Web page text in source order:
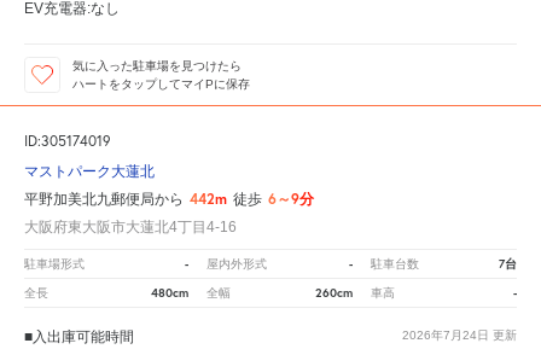
EV充電器:なし
気に入った駐車場を見つけたら
ハートをタップしてマイPに保存
ID:305174019
マストパーク大蓮北
平野加美北九郵便局から 442m 徒歩 6～9分
大阪府東大阪市大蓮北4丁目4-16
駐車場形式 - 屋内外形式 - 駐車台数 7台
全長 480cm 全幅 260cm 車高 -
2026年7月24日 更新
■入出庫可能時間